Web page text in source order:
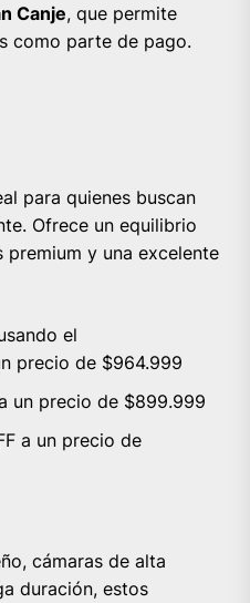
Canje, que permite
como parte de pago.
para quienes buscan
Ofrece un equilibrio
y una excelente
el
precio de $964.999
a un precio de $899.999
a un precio de
cámaras de alta
duración, estos